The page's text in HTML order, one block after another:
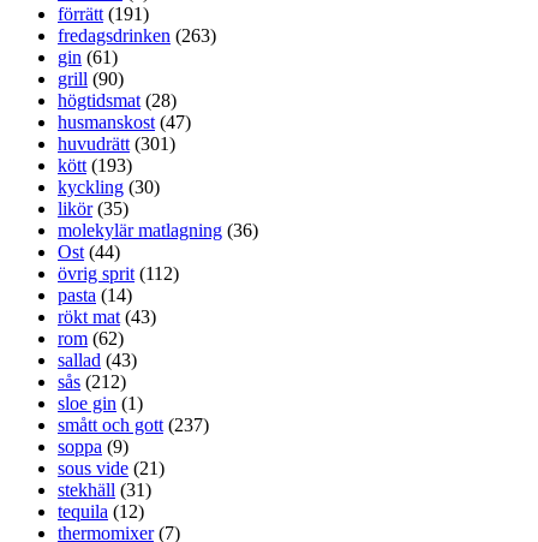
förrätt (191)
fredagsdrinken (263)
gin (61)
grill (90)
högtidsmat (28)
husmanskost (47)
huvudrätt (301)
kött (193)
kyckling (30)
likör(35)
molekylär matlagning (36)
Ost (44)
övrig sprit (112)
pasta (14)
rökt mat (43)
rom (62)
sallad (43)
sås (212)
sloe gin (1)
smått och gott (237)
soppa (9)
sous vide (21)
stekhäll (31)
tequila (12)
thermomixer(7)